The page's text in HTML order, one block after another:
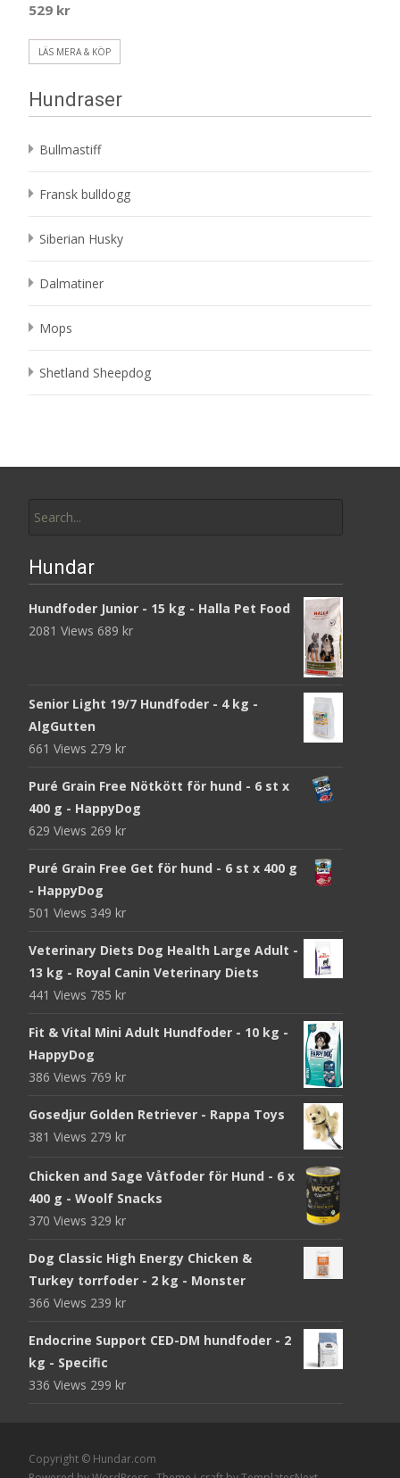
529 kr
LÄS MERA & KÖP
Hundraser
Bullmastiff
Fransk bulldogg
Siberian Husky
Dalmatiner
Mops
Shetland Sheepdog
for:
Hundar
Hundfoder Junior - 15 kg - Halla Pet Food
2081 Views 689 kr
Senior Light 19/7 Hundfoder - 4 kg -
AlgGutten
661 Views 279 kr
Puré Grain Free Nötkött för hund - 6 st x
400 g - HappyDog
629 Views 269 kr
Puré Grain Free Get för hund - 6 st x 400 g
- HappyDog
501 Views 349 kr
Veterinary Diets Dog Health Large Adult -
13 kg - Royal Canin Veterinary Diets
441 Views 785 kr
Fit & Vital Mini Adult Hundfoder - 10 kg -
HappyDog
386 Views 769 kr
Gosedjur Golden Retriever - Rappa Toys
381 Views 279 kr
Chicken and Sage Våtfoder för Hund - 6 x
400 g - Woolf Snacks
370 Views 329 kr
Dog Classic High Energy Chicken &
Turkey torrfoder - 2 kg - Monster
366 Views 239 kr
Endocrine Support CED-DM hundfoder - 2
kg - Specific
336 Views 299 kr
Copyright © Hundar.com